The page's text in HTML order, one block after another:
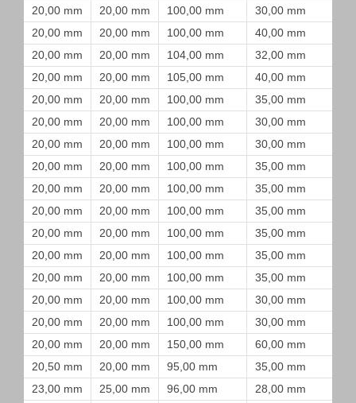
20,00 mm
20,00 mm 100,00 mm
30,00 mm
20,00 mm
20,00 mm 100,00 mm
40,00 mm
20,00 mm
20,00 mm 104,00 mm
32,00 mm
20,00 mm
20,00 mm 105,00 mm
40,00 mm
20,00 mm
20,00 mm 100,00 mm
35,00 mm
20,00 mm
20,00 mm 100,00 mm
30,00 mm
20,00 mm
20,00 mm 100,00 mm
30,00 mm
20,00 mm
20,00 mm 100,00 mm
35,00 mm
20,00 mm
20,00 mm 100,00 mm
35,00 mm
20,00 mm
20,00 mm 100,00 mm
35,00 mm
20,00 mm
20,00 mm 100,00 mm
35,00 mm
20,00 mm
20,00 mm 100,00 mm
35,00 mm
20,00 mm
20,00 mm 100,00 mm
35,00 mm
20,00 mm
20,00 mm 100,00 mm
30,00 mm
20,00 mm
20,00 mm 100,00 mm
30,00 mm
20,00 mm
20,00 mm 150,00 mm
60,00 mm
20,50 mm
20,00 mm 95,00 mm
35,00 mm
23,00 mm
25,00 mm 96,00 mm
28,00 mm